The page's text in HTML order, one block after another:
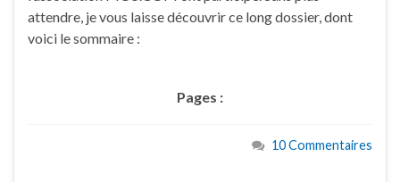
attendre, je vous laisse découvrir ce long dossier, dont
voici le sommaire :
Pages :
10 Commentaires